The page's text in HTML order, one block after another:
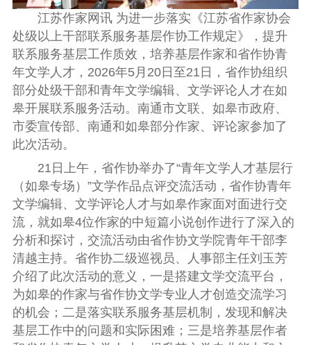
江苏作家网讯 为进一步落实《江苏省作家协会
处级以上干部联系服务基层作协工作规定》，提升
联系服务基层工作质效，培养基层作家和省作协青
年文学人才，2026年5月 20日至21 日 ，省作协组织
部分处级干部和青年文学编辑、 文学评论人才在如
皋开展联系服务活动。南通市文联、 如皋市政府、
市委宣传部、南通和如皋部分作家、评论家参加了
此次活动。
21 日 上午，省作协举办了“青年文学人才基层行
（如皋专场）”文学作品点评交流活动，省作协青年
文学编辑、 文学评论人才与如皋作家面对面进行交
流， 就如皋4位作家的中短篇小说创作进行了深入的
分析和探讨， 交流活动由省作协文学院青年干部李
清越主持。省作协二级巡视员、人事部主任刘 玉芳
介绍了此次活动的意义， 一是搭建文学交流平台，
为如皋的作家与省作协文学专业人才创造交流学习
的机会 ； 二是落实联系服务基层机制， 发现和解决
基层工作中的问题和实际困难； 三是培养基层作者